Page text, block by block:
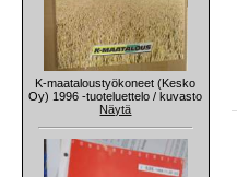
K-maataloustyökoneet (Kesko
Oy) 1996 -tuoteluettelo / kuvasto
Näytä